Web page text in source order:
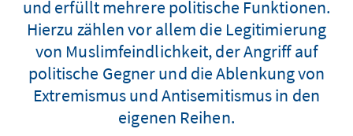
und erfüllt mehrere politische Funktionen.
Hierzu zählen vor allem die Legitimierung
von Muslimfeindlichkeit, der Angriff auf
politische Gegner und die Ablenkung von
Extremismus und Antisemitismus in den
eigenen Reihen.